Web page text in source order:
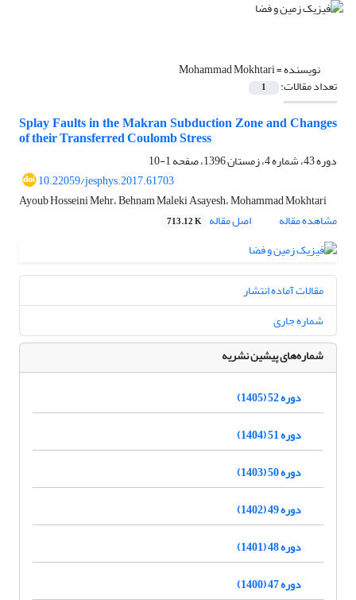
نویسنده =Mohammad Mokhtari
تعداد مقالات: 1
Splay Faults in the Makran Subduction Zone and Changes
of their Transferred Coulomb Stress
دوره 43، شماره 4، زمستان 1396، صفحه
1-10
10.22059/jesphys.2017.61703
Ayoub Hosseini Mehr، Behnam Maleki Asayesh، Mohammad Mokhtari
مشاهده مقاله
اصل مقاله 713.12 K
مقالات آماده انتشار
شماره جاری
شماره‌های پیشین نشریه
دوره 52 (1405)
دوره 51 (1404)
دوره 50 (1403)
دوره 49 (1402)
دوره 48 (1401)
دوره 47 (1400)